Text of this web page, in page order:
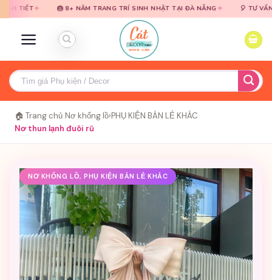
qua
qua
🎂 8+ NĂM TRANG TRÍ SINH NHẬT TẠI ĐÀ NẴNG✦ 🎈 TƯ VẤN MIỄN PHÍ ·
Tìm
kiếm:
🏠 Trang chủ Nơ khổng lồ›PHỤ KIỆN BÁN LẺ KHÁC
Nơ thun lạnh đuôi rũ
NƠ KHỔNG LỒ, PHỤ KIỆN BÁN LẺ KHÁC